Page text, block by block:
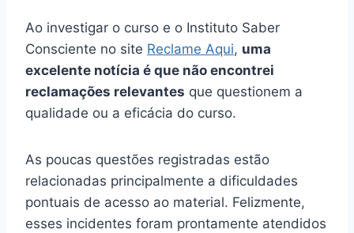
Ao investigar o curso e o Instituto Saber
Consciente no site Reclame Aqui, uma
excelente notícia é que não encontrei
reclamações relevantes que questionem a
qualidade ou a eficácia do curso.
As poucas questões registradas estão
relacionadas principalmente a dificuldades
pontuais de acesso ao material. Felizmente,
esses incidentes foram prontamente atendidos